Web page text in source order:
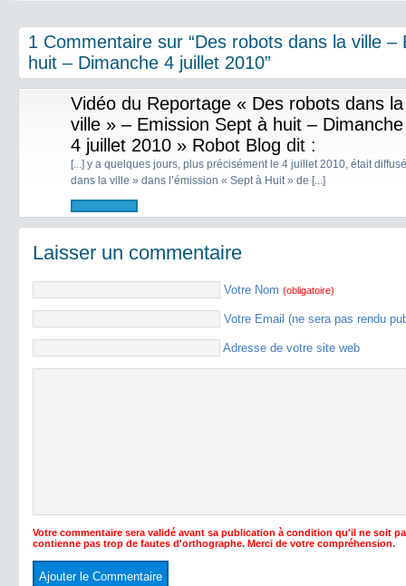
1 Commentaire sur “Des robots dans la ville –
huit – Dimanche 4 juillet 2010”
Vidéo du Reportage « Des robots dans la
ville » – Emission Sept à huit – Dimanche
4 juillet 2010 » Robot Blog dit :
[...] y a quelques jours, plus précisément le 4 juillet 2010, était
dans la ville » dans l’émission « Sept à Huit » de [...]
Laisser un commentaire
Votre Nom (obligatoire)
Votre Email (ne sera pas rendu
Adresse de votre site web
Votre commentaire sera validé avant sa publication à condition qu'il ne soit
contienne pas trop de fautes d'orthographe. Merci de votre compréhension.